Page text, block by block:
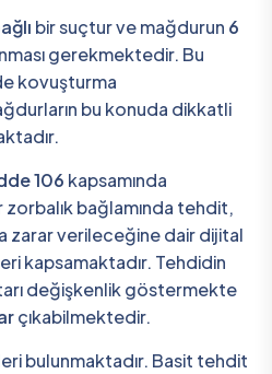
bir suçtur ve mağdurun 6
gerekmektedir. Bu
kovuşturma
bu konuda dikkatli
106 kapsamında
bağlamında tehdit,
zarar verileceğine dair dijital
kapsamaktadır. Tehdidin
değişkenlik göstermekte
çıkabilmektedir.
bulunmaktadır. Basit tehdit